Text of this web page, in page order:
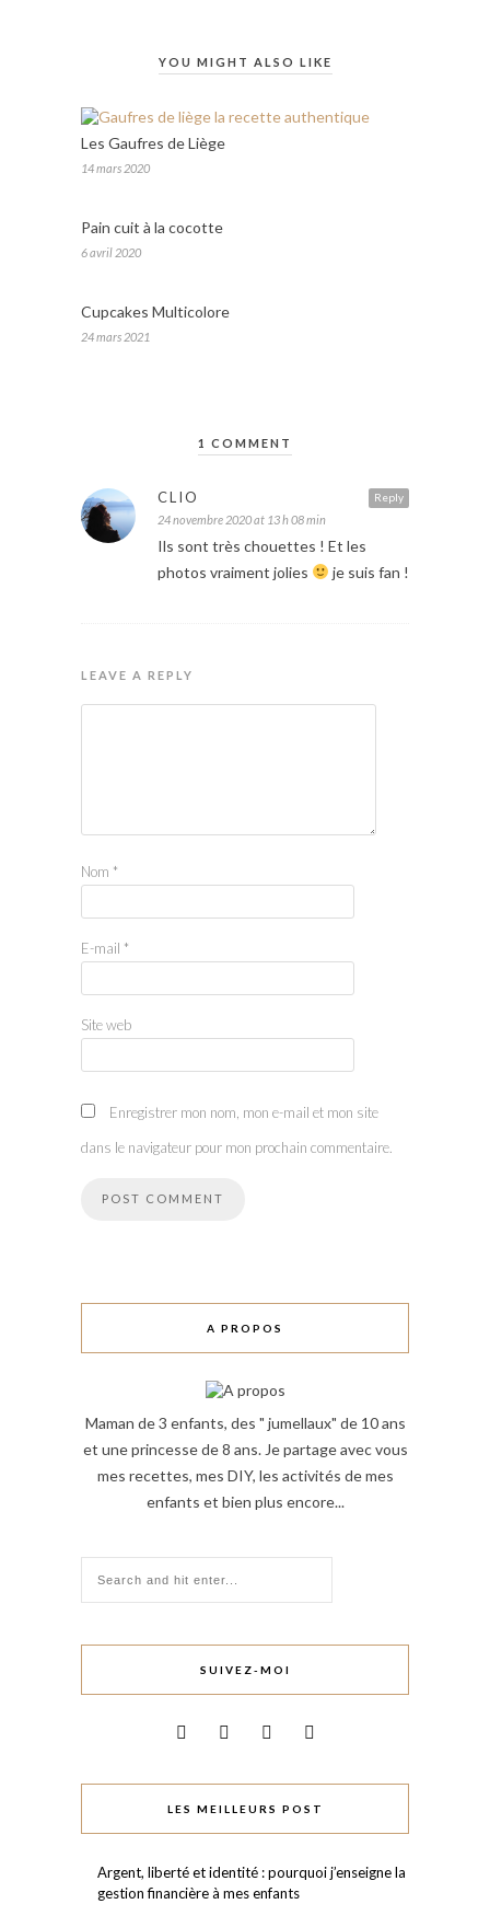
YOU MIGHT ALSO LIKE
Les Gaufres de Liège
14 mars 2020
Pain cuit à la cocotte
6 avril 2020
Cupcakes Multicolore
24 mars 2021
1 COMMENT
Reply
CLIO
24 novembre 2020 at 13 h 08 min
Ils sont très chouettes ! Et les
photos vraiment jolies
je suis fan !
LEAVE A REPLY
Nom *
E-mail *
Site web
Enregistrer mon nom, mon e-mail et mon site
dans le navigateur pour mon prochain commentaire.
A PROPOS
Maman de 3 enfants, des " jumellaux" de 10 ans
et une princesse de 8 ans. Je partage avec vous
mes recettes, mes DIY, les activités de mes
enfants et bien plus encore...
SUIVEZ-MOI
LES MEILLEURS POST
Argent, liberté et identité : pourquoi j’enseigne la
gestion financière à mes enfants